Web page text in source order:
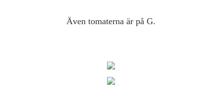
Även tomaterna är på G.